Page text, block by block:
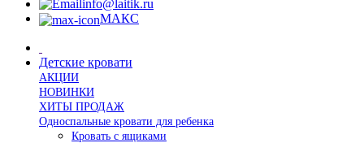
info@laitik.ru
МАКС
Детские кровати
АКЦИИ
НОВИНКИ
ХИТЫ ПРОДАЖ
Односпальные кровати для ребенка
Кровать с ящиками